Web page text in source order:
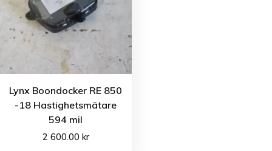
Lynx Boondocker RE 850
-18 Hastighetsmätare
594 mil
2 600.00 kr